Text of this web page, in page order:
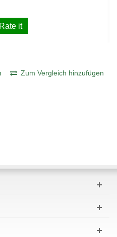
Rate it
Zum Vergleich hinzufügen